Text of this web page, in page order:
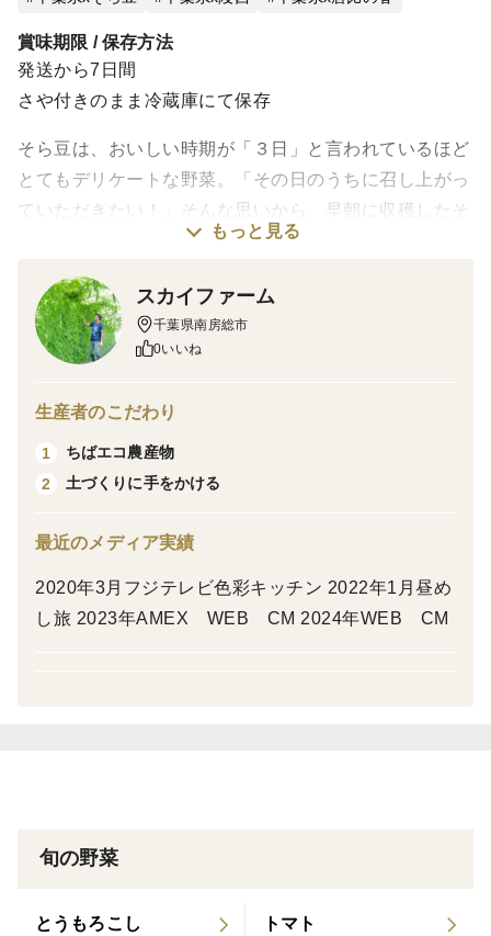
賞味期限 / 保存方法
発送から7日間
さや付きのまま冷蔵庫にて保存
そら豆は、おいしい時期が「３日」と言われているほど
とてもデリケートな野菜。「その日のうちに召し上がっ
ていただきたい！」そんな思いから、早朝に収穫したそ
ら豆をお届けします！
南房総特産、初夏の新緑を感じさせる緑のそら豆です。
そら豆は栄養素もたっぷりで、カリウムなどのミネラ
ル、ビタミン類も豊富です。植物性タンパク質も摂取で
塩茹でもよし、皮ごと茹でてももよし、パスタに絡めて
もよし、是非ご堪能ください！！
3粒以上のものを4キロ箱詰めさせて頂きます。
味
柔らかく甘いのが特徴です。
栽培・生産のこだわり
もっと見る
スカイファーム
千葉県南房総市
0いいね
生産者のこだわり
1
ちばエコ農産物
2
土づくりに手をかける
最近のメディア実績
2020年3月フジテレビ色彩キッチン 2022年1月昼め
し旅 2023年AMEX WEB CM 2024年WEB CM
旬の野菜
とうもろこし トマト